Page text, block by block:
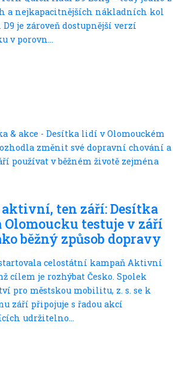
a nejkapacitnějších nákladních kol
D9 je zároveň dostupnější verzí
v porovn...
aktivní, ten září: Desítka
testuje v září
běžný způsob dopravy
celostátní kampaň Aktivní
cílem je rozhýbat Česko. Spolek
pro městskou mobilitu, z. s. se k
září připojuje s řadou akcí
udržitelno...